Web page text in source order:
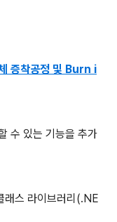
증착공정 및 Burn i
수 있는 기능을 추가
스 라이브러리(.NE